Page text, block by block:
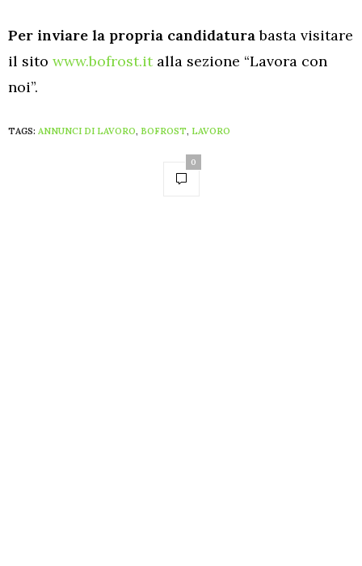
Per inviare la propria candidatura basta visitare
il sito www.bofrost.italla sezione “Lavora con
noi”.
TAGS: ANNUNCI DI LAVORO, BOFROST, LAVORO
0